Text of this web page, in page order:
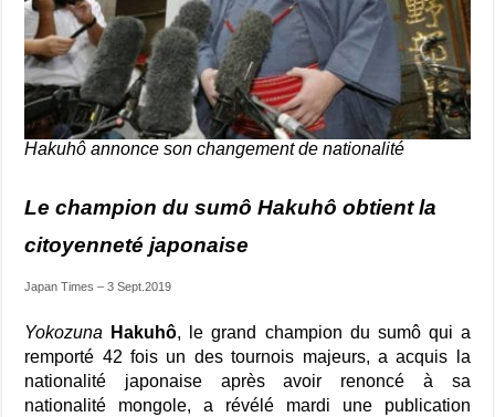
Hakuhô annonce son changement de nationalité
Le champion du sumô Hakuhô obtient la
citoyenneté japonaise
Japan Times – 3 Sept.2019
Yokozuna Hakuhô, le grand champion du sumô qui a
remporté 42 fois un des tournois majeurs, a acquis la
nationalité japonaise après avoir renoncé à sa
nationalité mongole, a révélé mardi une publication